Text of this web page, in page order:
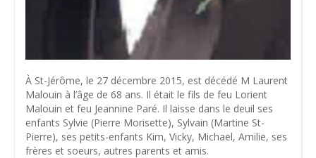
À St-Jérôme, le 27 décembre 2015, est décédé M Laurent
Malouin à l’âge de 68 ans. Il était le fils de feu Lorient
Malouin et feu Jeannine Paré. Il laisse dans le deuil ses
enfants Sylvie (Pierre Morisette), Sylvain (Martine St-
Pierre), ses petits-enfants Kim, Vicky, Michael, Amilie, ses
frères et soeurs, autres parents et amis.